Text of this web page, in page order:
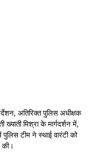
अतिरिक्त पुलिस अधीक्षक
मिश्रा के मार्गदर्शन में,
टीम ने स्थाई वारंटी को